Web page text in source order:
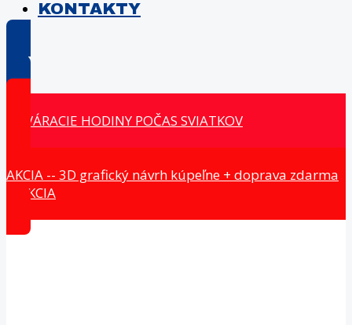
KONTAKTY
E-shop
OTVÁRACIE HODINY POČAS SVIATKOV
AKCIA -- 3D grafický návrh kúpeľne + doprava zdarma
-- AKCIA